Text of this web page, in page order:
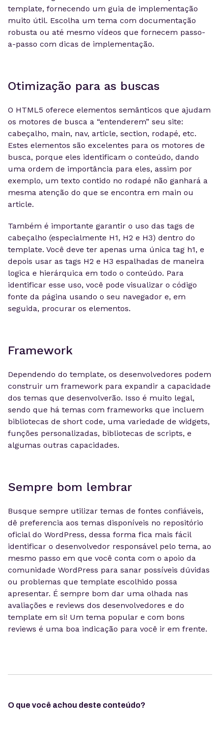
template, fornecendo um guia de implementação
muito útil. Escolha um tema com documentação
robusta ou até mesmo vídeos que fornecem passo-
a-passo com dicas de implementação.
Otimização para as buscas
O HTML5 oferece elementos semânticos que ajudam
os motores de busca a “entenderem” seu site:
cabeçalho, main, nav, article, section, rodapé, etc.
Estes elementos são excelentes para os motores de
busca, porque eles identificam o conteúdo, dando
uma ordem de importância para eles, assim por
exemplo, um texto contido no rodapé não ganhará a
mesma atenção do que se encontra em main ou
article.
Também é importante garantir o uso das tags de
cabeçalho (especialmente H1, H2 e H3) dentro do
template. Você deve ter apenas uma única tag h1, e
depois usar as tags H2 e H3 espalhadas de maneira
logica e hierárquica em todo o conteúdo. Para
identificar esse uso, você pode visualizar o código
fonte da página usando o seu navegador e, em
seguida, procurar os elementos.
Framework
Dependendo do template, os desenvolvedores podem
construir um framework para expandir a capacidade
dos temas que desenvolverão. Isso é muito legal,
sendo que há temas com frameworks que incluem
bibliotecas de short code, uma variedade de widgets,
funções personalizadas, bibliotecas de scripts, e
algumas outras capacidades.
Sempre bom lembrar
Busque sempre utilizar temas de fontes confiáveis,
dê preferencia aos temas disponíveis no repositório
oficial do WordPress, dessa forma fica mais fácil
identificar o desenvolvedor responsável pelo tema, ao
mesmo passo em que você conta com o apoio da
comunidade WordPress para sanar possíveis dúvidas
ou problemas que template escolhido possa
apresentar. É sempre bom dar uma olhada nas
avaliações e reviews dos desenvolvedores e do
template em si! Um tema popular e com bons
reviews é uma boa indicação para você ir em frente.
O que você achou deste conteúdo?